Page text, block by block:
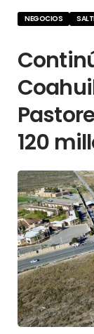
NEGOCIOS
120